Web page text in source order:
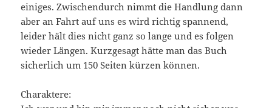
einiges. Zwischendurch nimmt die Handlung dann
aber an Fahrt auf uns es wird richtig spannend,
leider hält dies nicht ganz so lange und es folgen
wieder Längen. Kurzgesagt hätte man das Buch
sicherlich um 150 Seiten kürzen können.
Charaktere: